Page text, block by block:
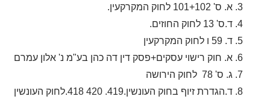
א. ס' 101+102 לחוק המקרקעין.
ד.ס' 13 לחוק החוזים.
ד. 59 ו לחוק המקרקעין
א. חוק רישוי עסקים+פסק דין דה כהן בע"מ נ' אלון עמרם
ג. ס' 78 לחוק הירושה
ד.הגדרת זיוף בחוק העונשין.419. 420 418.לחוק העונשין